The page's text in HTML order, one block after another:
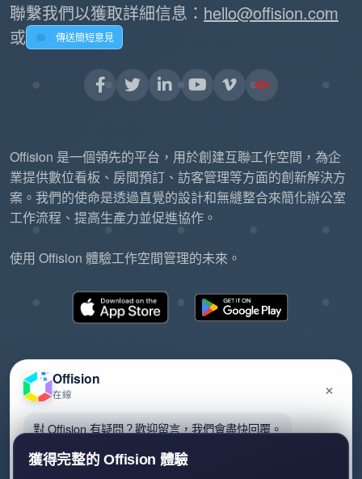
聯繫我們以獲取詳細信息： hello@offision.com
或
傳送簡短意見
Offision 是一個領先的平台，用於創建互聯工作空間，為企
業提供數位看板、房間預訂、訪客管理等方面的創新解決方
案。我們的使命是透過直覺的設計和無縫整合來簡化辦公室
工作流程、提高生產力並促進協作。
使用 Offision 體驗工作空間管理的未來。
隱私政策服務條款EULA
Offision
在線 ×
對 Offision 有疑問？歡迎留言，我們會盡快回覆。
獲得完整的 Offision 體驗